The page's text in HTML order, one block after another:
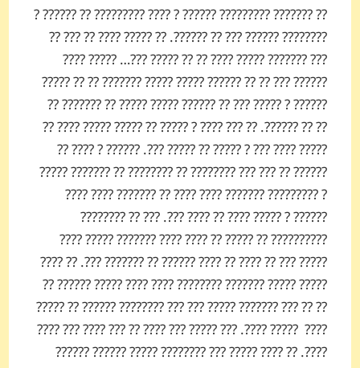
?? ??????? ????????? ?????? ? ???? ????????? ?? ?????? ?
???????? ?????? ??? ?? ??????. ?? ????? ???? ?? ??? ??
??? ??????? ????? ???? ?? ?? ????? ???… ????? ????
?????? ??? ?? ?? ?????? ????? ????? ??????? ?? ?? ?????
?????? ? ????? ??? ?? ?????? ????? ????? ?? ??????? ??
?? ?? ??????. ?? ??? ???? ? ????? ?? ????? ????? ???? ??
????? ???? ??? ? ????? ?? ????? ???. ?????? ? ???? ??
?????? ?? ??? ??? ???????? ?? ???????? ?? ??????? ?????
? ????????? ??????? ???? ???? ?? ??????? ???? ????
?????? ? ????? ???? ?? ???? ???. ??? ?? ????????
?????????? ?? ????? ?? ???? ???? ??????? ????? ????
????? ??? ?? ???? ?? ???? ?????? ?? ??????? ???. ?? ????
????? ????? ??????? ???????? ???? ???? ????? ?????? ??
?? ?? ??? ??????? ????? ??? ??? ???????? ?????? ?? ?????
???? ????? ????. ??? ????? ??? ???? ?? ??? ???? ??? ????
????. ?? ???? ????? ??? ???????? ????? ?????? ??????